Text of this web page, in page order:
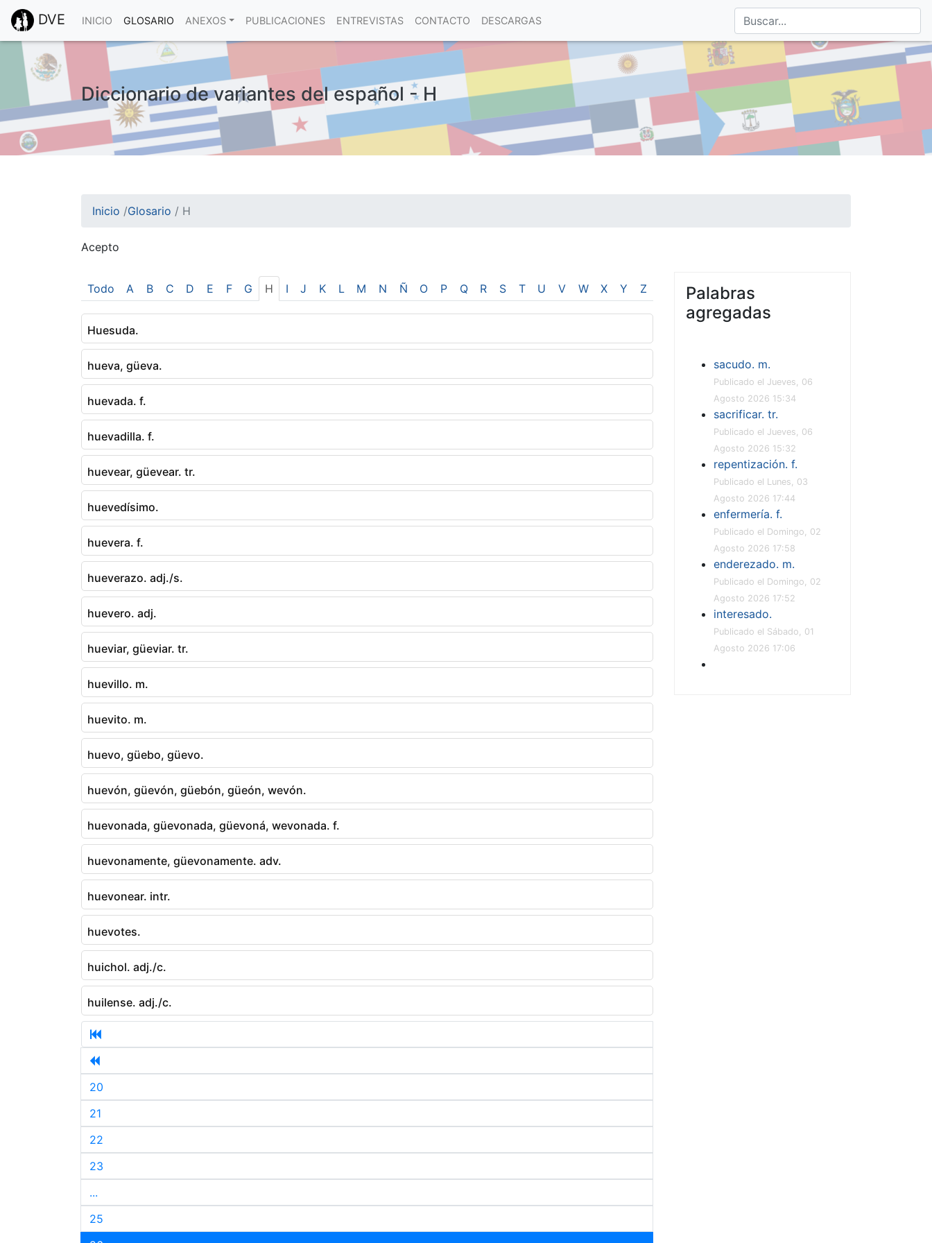
DVE INICIO GLOSARIO ANEXOS PUBLICACIONES ENTREVISTAS CONTACTO DESCARGAS
Diccionario de variantes del español - H
Inicio /Glosario / H
Acepto
Esto nos ayuda a recolectar estadísticas de las visitas.
Todo A B C D E F G H I J K L M N Ñ O P Q R S T U V W X Y Z
Huesuda.
hueva, güeva.
huevada. f.
huevadilla. f.
huevear, güevear. tr.
huevedísimo.
huevera. f.
hueverazo. adj./s.
huevero. adj.
hueviar, güeviar. tr.
huevillo. m.
huevito. m.
huevo, güebo, güevo.
huevón, güevón, güebón, güeón, wevón.
huevonada, güevonada, güevoná, wevonada. f.
huevonamente, güevonamente. adv.
huevonear. intr.
huevotes.
huichol. adj./c.
huilense. adj./c.
20
21
22
23
...
25
Palabras
agregadas
sacudo. m.
Publicado el Jueves, 06
Agosto 2026 15:34
sacrificar. tr.
Publicado el Jueves, 06
Agosto 2026 15:32
repentización. f.
Publicado el Lunes, 03
Agosto 2026 17:44
enfermería. f.
Publicado el Domingo, 02
Agosto 2026 17:58
enderezado. m.
Publicado el Domingo, 02
Agosto 2026 17:52
interesado.
Publicado el Sábado, 01
Agosto 2026 17:06